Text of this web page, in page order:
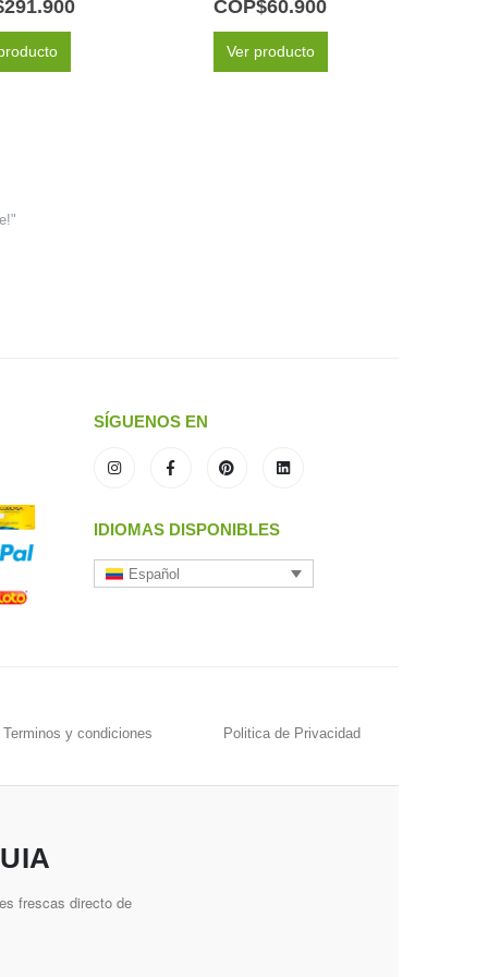
291.900 COP$60.900
Ver producto
SÍGUENOS EN
IDIOMAS DISPONIBLES
Español
Terminos y condiciones Politica de Privacidad
frescas directo de